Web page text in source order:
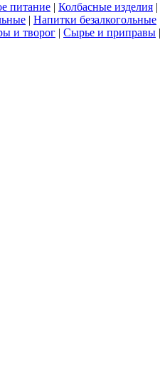
питание Колбасные изделия
Напитки безалкогольные
и творог Сырье и приправы